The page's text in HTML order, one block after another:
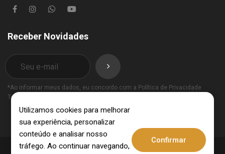
Receber Novidades
*Ao informar meus dados, eu concordo com a Política de Privacidade
Termos de Uso
Utilizamos cookies para melhorar
sua experiência, personalizar
conteúdo e analisar nosso
tráfego. Ao continuar navegando,
Confirmar